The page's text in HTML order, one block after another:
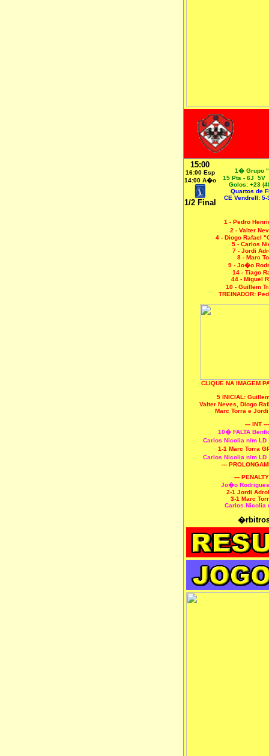
15:00
16:00 Esp
14:00 A�o
1/2 Final
1� Grupo
15 Pts - 6J 5V
Golos: +23
Quartos de
CE Vendrell: 5-
1 - Pedro
2 - Valter
4 - Diogo Rafael
5 - Carlos
7 - Jordi
8 - Marc
9 - Jo�o
14 - Tiago
44 - Miguel
10 - Guillem
TREINADOR:
CLIQUE NA IMAGEM
5 INICIAL:
Valter Neves, Diogo
Marc Torra e
--- INT ---
10� FALTA
Carlos Nicolia n/m
1-1 Marc Torra
Carlos Nicolia n/m
---
---
Jo�o
2-1 Jordi
3-1 Marc
Carlos Nicolia